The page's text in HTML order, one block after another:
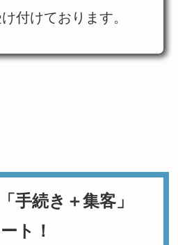
付けております。
手続き＋集客」
ト！